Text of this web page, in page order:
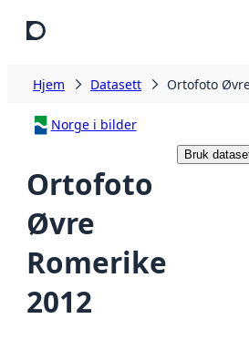
Hjem Datasett Ortofoto
Norge i bilder
Ortofoto
Øvre
Romerike
2012
Bruk